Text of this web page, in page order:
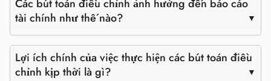
Các bút toán điều chỉnh ảnh hưởng đến báo cáo
tài chính như thế nào?
Lợi ích chính của việc thực hiện các bút toán điều
chỉnh kịp thời là gì?